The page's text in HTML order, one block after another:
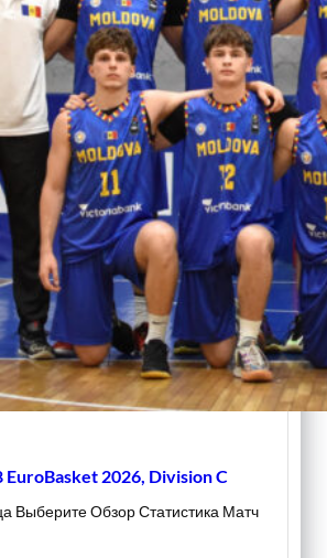
EuroBasket 2026, Division C
Выберите Обзор Статистика Матч